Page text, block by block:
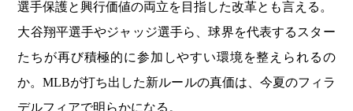
選手保護と興行価値の両立を目指した改革とも言える。
大谷翔平選手やジャッジ選手ら、球界を代表するスター
たちが再び積極的に参加しやすい環境を整えられるの
か。MLBが打ち出した新ルールの真価は、今夏のフィラ
デルフィアで明らかになる。